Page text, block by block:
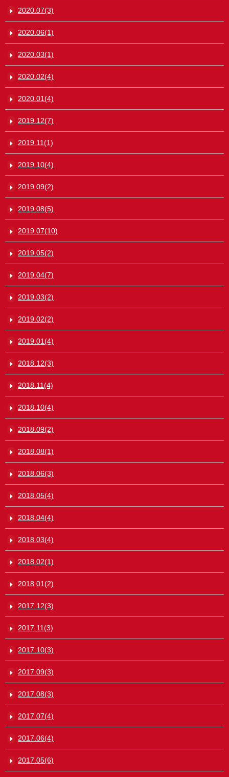
2020.07(3)
2020.06(1)
2020.03(1)
2020.02(4)
2020.01(4)
2019.12(7)
2019.11(1)
2019.10(4)
2019.09(2)
2019.08(5)
2019.07(10)
2019.05(2)
2019.04(7)
2019.03(2)
2019.02(2)
2019.01(4)
2018.12(3)
2018.11(4)
2018.10(4)
2018.09(2)
2018.08(1)
2018.06(3)
2018.05(4)
2018.04(4)
2018.03(4)
2018.02(1)
2018.01(2)
2017.12(3)
2017.11(3)
2017.10(3)
2017.09(3)
2017.08(3)
2017.07(4)
2017.06(4)
2017.05(6)